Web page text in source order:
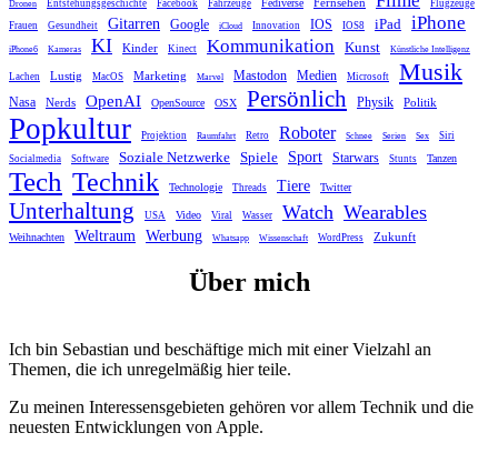
Dronen Entstehungsgeschichte Facebook Fahrzeuge Fediverse
Flugzeuge
Frauen
Gesundheit Gitarren Google iCloud Innovation IOS IOS8 iPad iPhone
iPhone6 Kameras KI Kinder Kinect Kommunikation Kunst Künstliche Intelligenz
Lachen Lustig MacOS Marketing Marvel Mastodon Medien Microsoft Musik
Nasa Nerds OpenAI OpenSource OSX Persönlich Physik Politik
Popkultur Projektion Raumfahrt Retro Roboter Schnee Serien Sex Siri
Socialmedia Software Soziale Netzwerke Spiele Sport Starwars Stunts Tanzen
Tech Technik Technologie Threads Tiere Twitter
Unterhaltung USA Video Viral Wasser Watch Wearables
Weihnachten Weltraum Werbung Whatsapp Wissenschaft WordPress Zukunft
Über mich
Ich bin Sebastian und beschäftige mich mit einer Vielzahl an
Themen, die ich unregelmäßig hier teile.
Zu meinen Interessensgebieten gehören vor allem Technik und die
neuesten Entwicklungen von Apple.